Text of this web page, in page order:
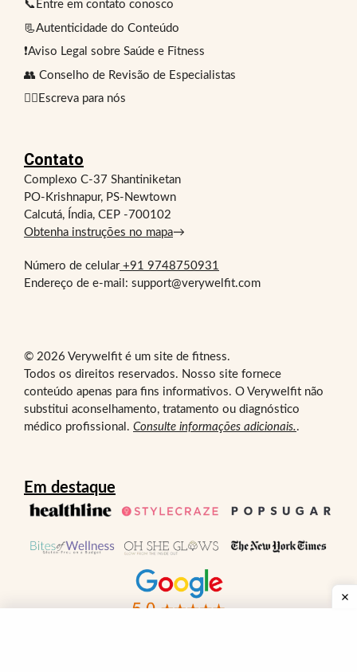
📞Entre em contato conosco
📃Autenticidade do Conteúdo
❗Aviso Legal sobre Saúde e Fitness
👥 Conselho de Revisão de Especialistas
✍🏻Escreva para nós
Contato
Complexo C-37 Shantiniketan
PO-Krishnapur, PS-Newtown
Calcutá, Índia, CEP -700102
Obtenha instruções no mapa→
Número de celular+91 9748750931
Endereço de e-mail: support@verywelfit.com
© 2026 Verywelfit é um site de fitness.
Todos os direitos reservados. Nosso site fornece
conteúdo apenas para fins informativos. O Verywelfit não
substitui aconselhamento, tratamento ou diagnóstico
médico profissional. Consulte informações adicionais..
Em destaque